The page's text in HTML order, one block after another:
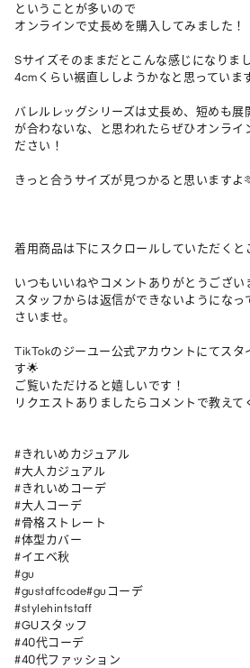
ということが多いので
オンラインで丈長めを購入してみました！
Sサイズそのままだとこんな感じになりまし
4cmくらい裾直ししようかなと思っていま
バレルレッグシリーズは丈長め、短めも展
が合わないな、と思われたらぜひオンライ
ださい！
きっと合うサイズが見つかると思いますよ
着用商品は下にスクロールしていただくと
いつもいいねやコメントありがとうござい
スタッフからは返信ができないようにな
さいませ。
TikTokのジーユー公式アカウントにてスタ
す🌟
ご覧いただけると嬉しいです！
リクエストありましたらコメントで教えて
#きれいめカジュアル
#大人カジュアル
#きれいめコーデ
#大人コーデ
#骨格ストレート
#体型カバー
#イエベ秋
#gu
#gustaffcode#guコーデ
#stylehintstaff
#GUスタッフ
#40代コーデ
#40代ファッション